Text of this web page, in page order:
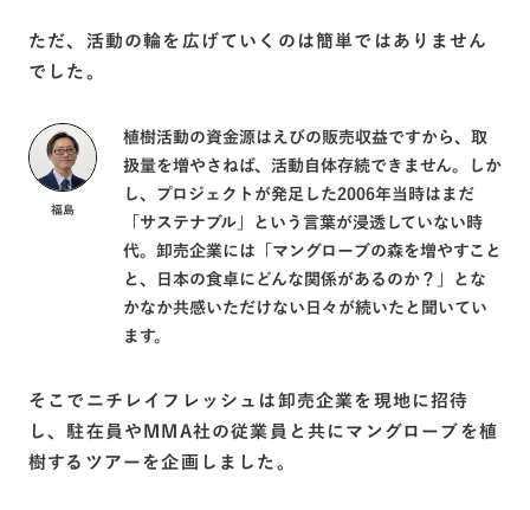
ただ、活動の輪を広げていくのは簡単ではありません
でした。
福島
植樹活動の資金源はえびの販売収益ですから、取
扱量を増やさねば、活動自体存続できません。しか
し、プロジェクトが発足した2006年当時はまだ
「サステナブル」という言葉が浸透していない時
代。卸売企業には「マングローブの森を増やすこと
と、日本の食卓にどんな関係があるのか？」とな
かなか共感いただけない日々が続いたと聞いてい
ます。
そこでニチレイフレッシュは卸売企業を現地に招待
し、駐在員やMMA社の従業員と共にマングローブを植
樹するツアーを企画しました。